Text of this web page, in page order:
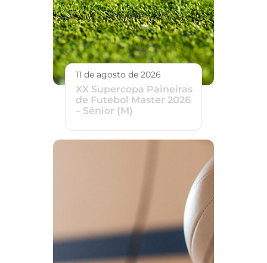
11 de agosto de 2026
XX Supercopa Paineiras
de Futebol Master 2026
– Sênior (M)